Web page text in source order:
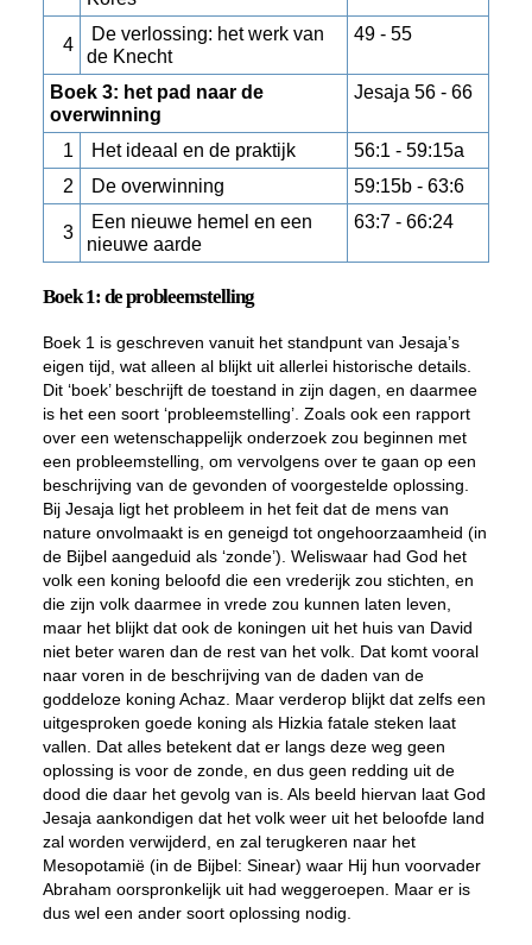
4
De verlossing: het werk van
de Knecht
49 - 55
Boek 3: het pad naar de
overwinning
Jesaja 56 - 66
1 Het ideaal en de praktijk
56:1 - 59:15a
2
De overwinning 59:15b - 63:6
3
Een nieuwe hemel en een
nieuwe aarde
63:7 - 66:24
Boek 1: de probleemstelling
Boek 1 is geschreven vanuit het standpunt van Jesaja’s
eigen tijd, wat alleen al blijkt uit allerlei historische details.
Dit ‘boek’ beschrijft de toestand in zijn dagen, en daarmee
is het een soort ‘probleemstelling’. Zoals ook een rapport
over een wetenschappelijk onderzoek zou beginnen met
een probleemstelling, om vervolgens over te gaan op een
beschrijving van de gevonden of voorgestelde oplossing.
Bij Jesaja ligt het probleem in het feit dat de mens van
nature onvolmaakt is en geneigd tot ongehoorzaamheid (in
de Bijbel aangeduid als ‘zonde’). Weliswaar had God het
volk een koning beloofd die een vrederijk zou stichten, en
die zijn volk daarmee in vrede zou kunnen laten leven,
maar het blijkt dat ook de koningen uit het huis van David
niet beter waren dan de rest van het volk. Dat komt vooral
naar voren in de beschrijving van de daden van de
goddeloze koning Achaz. Maar verderop blijkt dat zelfs een
uitgesproken goede koning als Hizkia fatale steken laat
vallen. Dat alles betekent dat er langs deze weg geen
oplossing is voor de zonde, en dus geen redding uit de
dood die daar het gevolg van is. Als beeld hiervan laat God
Jesaja aankondigen dat het volk weer uit het beloofde land
zal worden verwijderd, en zal terugkeren naar het
Mesopotamië (in de Bijbel: Sinear) waar Hij hun voorvader
Abraham oorspronkelijk uit had weggeroepen. Maar er is
dus wel een ander soort oplossing nodig.